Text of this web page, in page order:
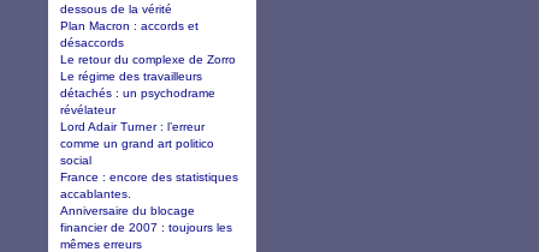
dessous de la vérité
Plan Macron : accords et
désaccords
Le retour du complexe de Zorro
Le régime des travailleurs
détachés : un psychodrame
révélateur
Lord Adair Turner : l’erreur
comme un grand art politico
social
France : encore des statistiques
accablantes.
Anniversaire du blocage
financier de 2007 : toujours les
mêmes erreurs